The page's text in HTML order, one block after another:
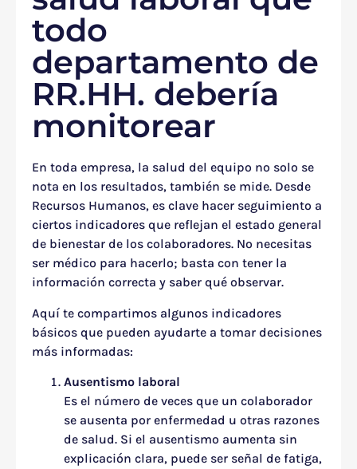
todo
departamento de
RR.HH. debería
monitorear
En toda empresa, la salud del equipo no solo se
nota en los resultados, también se mide. Desde
Recursos Humanos, es clave hacer seguimiento a
ciertos indicadores que reflejan el estado general
de bienestar de los colaboradores. No necesitas
ser médico para hacerlo; basta con tener la
información correcta y saber qué observar.
Aquí te compartimos algunos indicadores
básicos que pueden ayudarte a tomar decisiones
más informadas:
Ausentismo laboral
Es el número de veces que un colaborador
se ausenta por enfermedad u otras razones
de salud. Si el ausentismo aumenta sin
explicación clara, puede ser señal de fatiga,